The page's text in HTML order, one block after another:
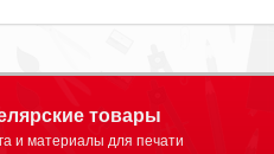
товары
и материалы для печати